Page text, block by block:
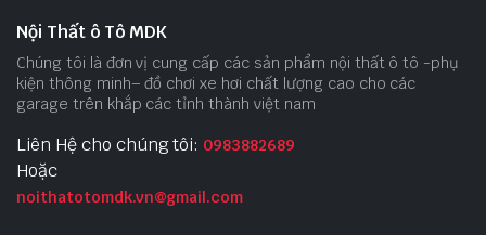
Nội Thất ô Tô MDK
Chúng tôi là đơn vị cung cấp các sản phẩm nội thất ô tô -phụ
kiện thông minh– đồ chơi xe hơi chất lượng cao cho các
garage trên khắp các tỉnh thành việt nam
Liên Hệ cho chúng tôi: 0983882689
Hoặc
noithatotomdk.vn@gmail.com